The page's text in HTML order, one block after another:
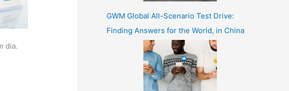
dia.
GWM Global All-Scenario Test Drive:
Finding Answers for the World, in China